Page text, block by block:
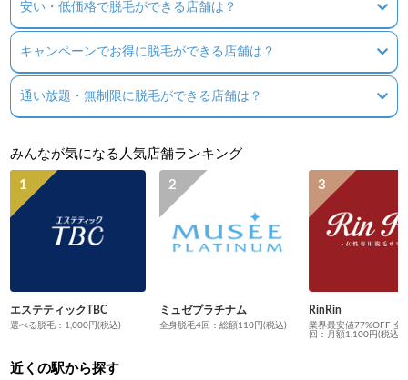
安い・低価格で脱毛ができる店舗は？
キャンペーンでお得に脱毛ができる店舗は？
通い放題・無制限に脱毛ができる店舗は？
みんなが気になる人気店舗ランキング
エステティックTBC
選べる脱毛：1,000円(税込)
ミュゼプラチナム
全身脱毛4回：総額110円(税込)
RinRin
業界最安値77%OFF 全
回：月額1,100円(税込)
近くの駅から探す